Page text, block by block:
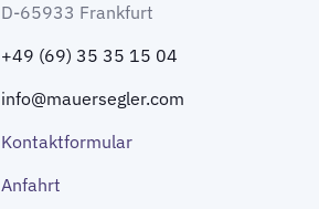
D-65933 Frankfurt
+49 (69) 35 35 15 04
info@mauersegler.com
Kontaktformular
Anfahrt